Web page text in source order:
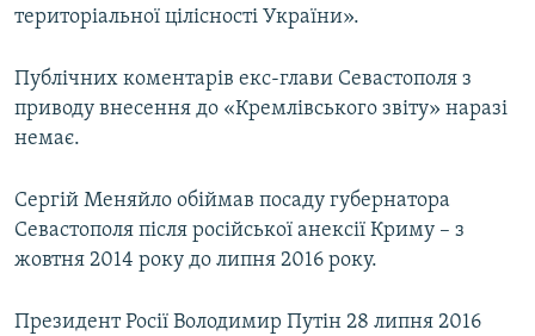
територіальної цілісності України».
Публічних коментарів екс-глави Севастополя з
приводу внесення до «Кремлівського звіту» наразі
немає.
Сергій Меняйло обіймав посаду губернатора
Севастополя після російської анексії Криму – з
жовтня 2014 року до липня 2016 року.
Президент Росії Володимир Путін 28 липня 2016